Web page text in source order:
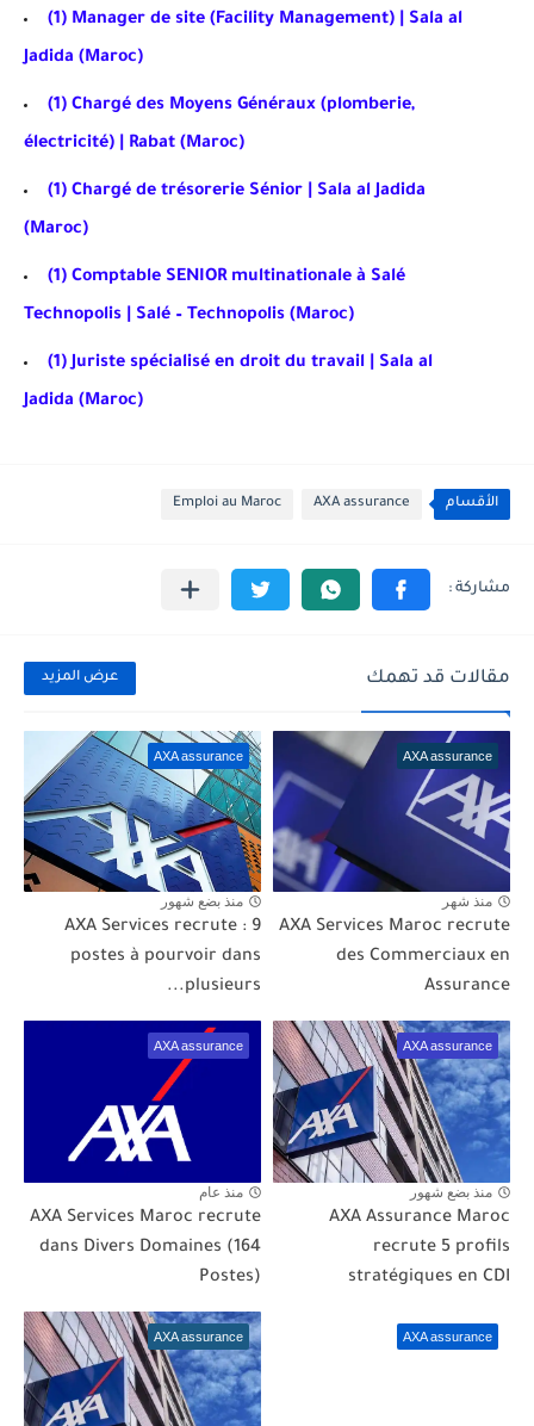
(1) Manager de site (Facility Management) | Sala al
Jadida (Maroc)
(1) Chargé des Moyens Généraux (plomberie,
électricité) | Rabat (Maroc)
(1) Chargé de trésorerie Sénior | Sala al Jadida
(Maroc)
(1) Comptable SENIOR multinationale à Salé
Technopolis | Salé – Technopolis (Maroc)
(1) Juriste spécialisé en droit du travail | Sala al
Jadida (Maroc)
الأقسام AXA assurance
Emploi au Maroc
مقالات قد تهمك عرض المزيد
AXA assurance
منذ شهر
AXA Services Maroc recrute
des Commerciaux en
Assurance
AXA assurance
منذ بضع شهور
AXA Services recrute : 9
postes à pourvoir dans
plusieurs...
AXA assurance
منذ بضع شهور
AXA Assurance Maroc
recrute 5 profils
stratégiques en CDI
AXA assurance
منذ عام
AXA Services Maroc recrute
dans Divers Domaines (164
Postes)
AXA assurance
AXA assurance